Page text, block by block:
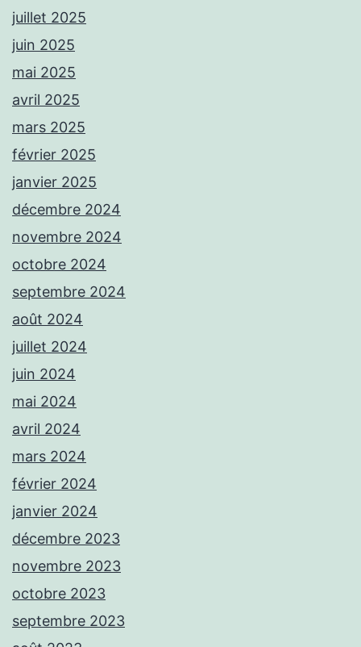
juillet 2025
juin 2025
mai 2025
avril 2025
mars 2025
février 2025
janvier 2025
décembre 2024
novembre 2024
octobre 2024
septembre 2024
août 2024
juillet 2024
juin 2024
mai 2024
avril 2024
mars 2024
février 2024
janvier 2024
décembre 2023
novembre 2023
octobre 2023
septembre 2023